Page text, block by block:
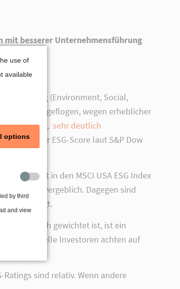
mit besserer Unternehmensführung
(Environment, Social,
ESG Index geflogen, wegen erheblicher
Indices, sehr deutlich
beträgt der ESG-Score laut S&P Dow
nicht in den MSCI USA ESG Index
Index vergeblich. Dagegen sind
benachteiligt.
weiter hoch gewichtet ist, ist ein
institutionelle Investoren achten auf
sind relativ. Wenn andere
use of
available
options
by third
and view